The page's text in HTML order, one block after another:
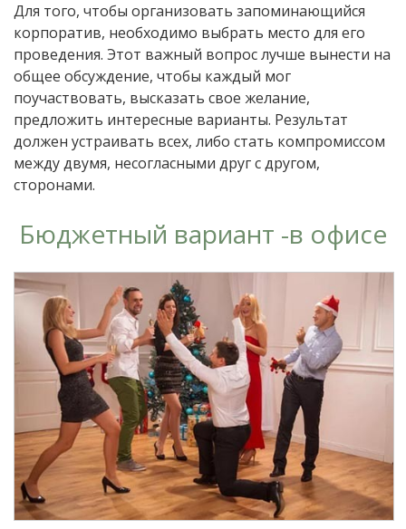
Для того, чтобы организовать запоминающийся
корпоратив, необходимо выбрать место для его
проведения. Этот важный вопрос лучше вынести на
общее обсуждение, чтобы каждый мог
поучаствовать, высказать свое желание,
предложить интересные варианты. Результат
должен устраивать всех, либо стать компромиссом
между двумя, несогласными друг с другом,
сторонами.
Бюджетный вариант -в офисе